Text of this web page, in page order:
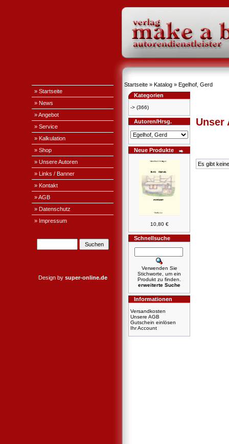
» Startseite
» News
» Angebot
» Service
» Kalkulation
» Shop
» Unsere Autoren
» Links / Banner
» Kontakt
» AGB
» Datenschutz
» Impressum
Design by super-online.de
Startseite » Katalog » Egelhof, Gerd
Kategorien
-> (366)
Autoren/Hrsg.
Neue Produkte
10,80 €
Schnellsuche
Verwenden Sie
Stichworte, um ein
Produkt zu finden.
erweiterte Suche
Informationen
Versandkosten
Unsere AGB
Gutschein einlösen
Ihr Account
Unser
Es gibt